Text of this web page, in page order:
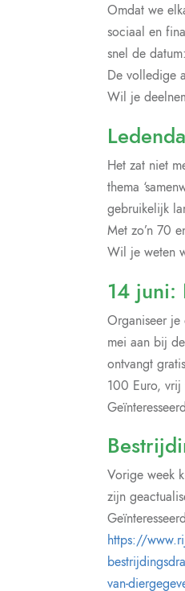
Omdat we
sociaal en
snel de
De volledige
Wil je
Het zat niet
thema
gebruikelijk
Met zo’n 70
Wil je weten
14 juni:
Organiseer
mei aan bij
ontvangt
100 Euro, vrij
Vorige week
zijn
https://
van-